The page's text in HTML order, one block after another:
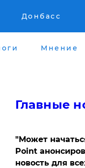
Донбасс
Мнение
Главные
"Может
Point
новость для